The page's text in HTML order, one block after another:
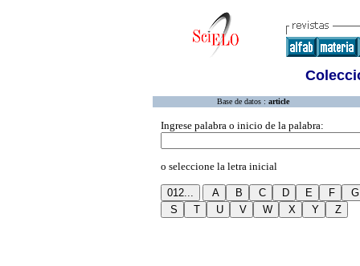
Base de datos : article
Ingrese palabra o inicio de la palabra:
o seleccione la letra inicial